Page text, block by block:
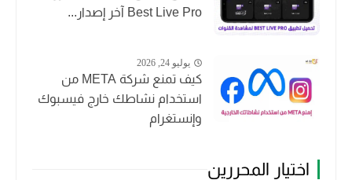
Best Live Pro آخر إصدار...
يوليو 24, 2026
كيف تمنع شركة META من
استخدام نشاطك خارج فيسبوك
وإنستغرام
اختيار المحررين